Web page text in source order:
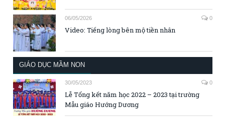
06/05/2026 0
Video: Tiếng lòng bên mộ tiền nhân
GIÁO DỤC MẦM NON
30/05/2023 0
Lễ Tổng kết năm học 2022 – 2023 tại trường
Mẫu giáo Hướng Dương